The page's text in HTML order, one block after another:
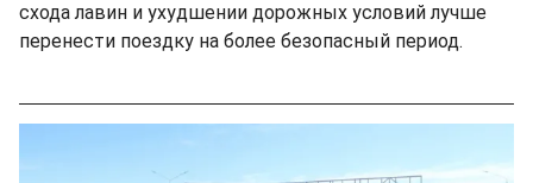
схода лавин и ухудшении дорожных условий лучше
перенести поездку на более безопасный период.